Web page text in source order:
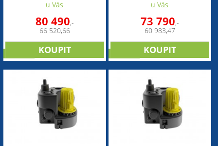
u Vás
80 490,-
66 520,66
u Vás
73 790,-
60 983,47